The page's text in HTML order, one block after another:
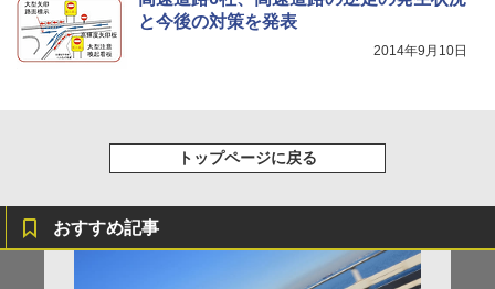
と今後の対策を発表
2014年9月10日
トップページに戻る
おすすめ記事